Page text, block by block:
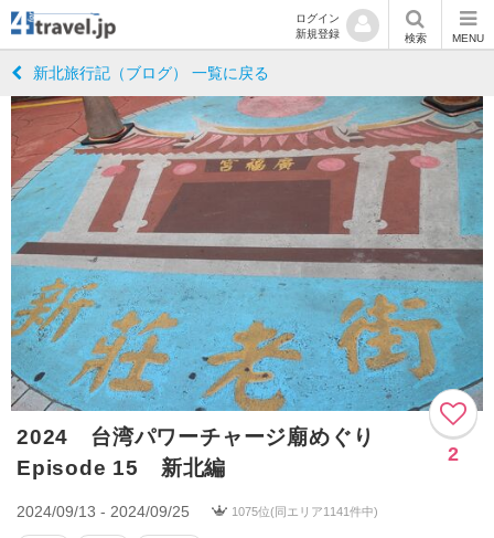
ログイン
新規登録
検索 MENU
新北旅行記（ブログ） 一覧に戻る
2024 台湾パワーチャージ廟めぐり
Episode 15 新北編
2
2024/09/13 - 2024/09/25 1075位(同エリア1141件中)